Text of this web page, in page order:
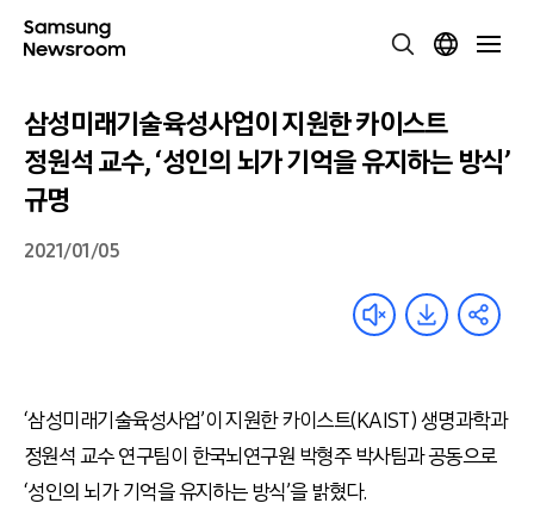
삼성미래기술육성사업이 지원한 카이스트
정원석 교수, ‘성인의 뇌가 기억을 유지하는 방식’
규명
2021/01/05
‘삼성미래기술육성사업’이 지원한 카이스트(KAIST) 생명과학과
정원석 교수 연구팀이 한국뇌연구원 박형주 박사팀과 공동으로
‘성인의 뇌가 기억을 유지하는 방식’을 밝혔다.